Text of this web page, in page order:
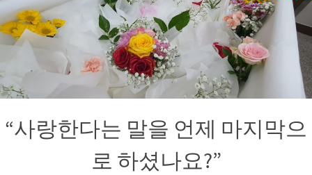
“사랑한다는 말을 언제 마지막으
로 하셨나요?”